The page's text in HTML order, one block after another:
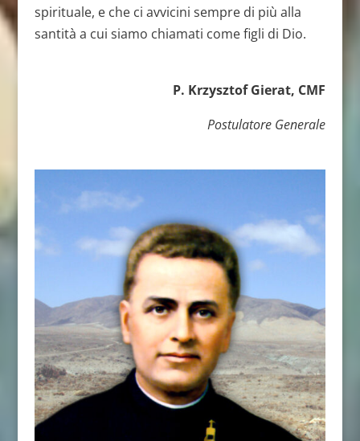
spirituale, e che ci avvicini sempre di più alla
santità a cui siamo chiamati come figli di Dio.
P. Krzysztof Gierat, CMF
Postulatore Generale